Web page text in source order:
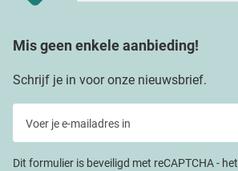
Mis geen enkele aanbieding!
Schrijf je in voor onze nieuwsbrief.
Dit formulier is beveiligd met reCAPTCHA - het